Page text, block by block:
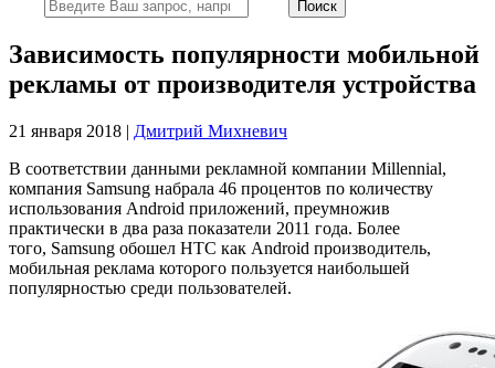
Зависимость популярности мобильной
рекламы от производителя устройства
21 января 2018 | Дмитрий Михневич
В соответствии данными рекламной компании Millennial,
компания Samsung набрала 46 процентов по количеству
использования Android приложений, преумножив
практически в два раза показатели 2011 года. Более
того, Samsung обошел HTC как Android производитель,
мобильная реклама которого пользуется наибольшей
популярностью среди пользователей.